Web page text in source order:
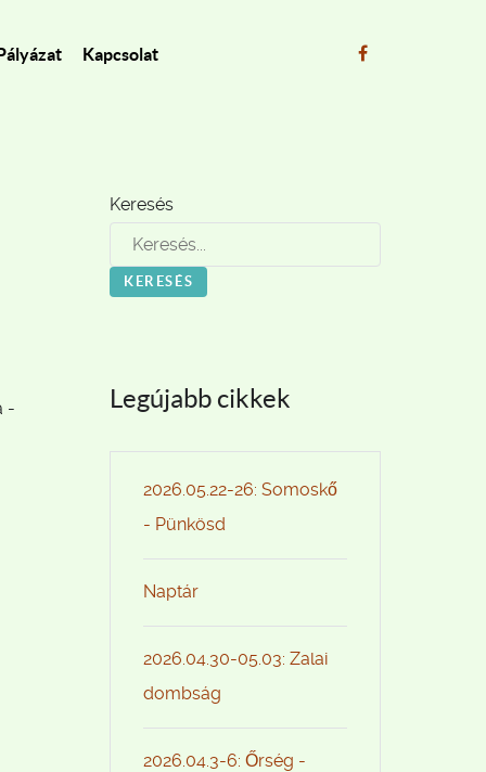
Kapcsolat
-
Keresés
KERESÉS
Legújabb cikkek
2026.05.22-26: Somoskő
- Pünkösd
Naptár
2026.04.30-05.03: Zalai
dombság
2026.04.3-6: Őrség -